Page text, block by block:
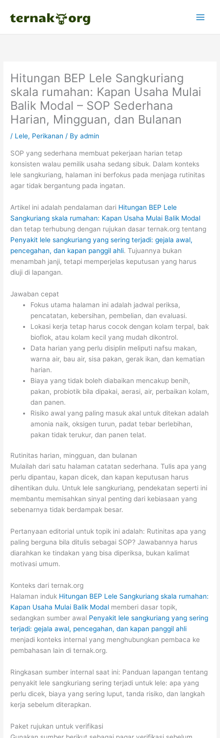
Hitungan BEP Lele Sangkuriang
skala rumahan: Kapan Usaha Mulai
Balik Modal – SOP Sederhana
Harian, Mingguan, dan Bulanan
/ Lele, Perikanan / Byadmin
SOP yang sederhana membuat pekerjaan harian tetap
konsisten walau pemilik usaha sedang sibuk. Dalam konteks
lele sangkuriang, halaman ini berfokus pada menjaga rutinitas
agar tidak bergantung pada ingatan.
Artikel ini adalah pendalaman dari Hitungan BEP Lele
Sangkuriang skala rumahan: Kapan Usaha Mulai Balik Modal
dan tetap terhubung dengan rujukan dasar ternak.org tentang
Penyakit lele sangkuriang yang sering terjadi: gejala awal,
pencegahan, dan kapan panggil ahli. Tujuannya bukan
menambah janji, tetapi memperjelas keputusan yang harus
diuji di lapangan.
Jawaban cepat
Fokus utama halaman ini adalah jadwal periksa,
pencatatan, kebersihan, pembelian, dan evaluasi.
Lokasi kerja tetap harus cocok dengan kolam terpal, bak
bioflok, atau kolam kecil yang mudah dikontrol.
Data harian yang perlu disiplin meliputi nafsu makan,
warna air, bau air, sisa pakan, gerak ikan, dan kematian
harian.
Biaya yang tidak boleh diabaikan mencakup benih,
pakan, probiotik bila dipakai, aerasi, air, perbaikan kolam,
dan panen.
Risiko awal yang paling masuk akal untuk ditekan adalah
amonia naik, oksigen turun, padat tebar berlebihan,
pakan tidak terukur, dan panen telat.
Rutinitas harian, mingguan, dan bulanan
Mulailah dari satu halaman catatan sederhana. Tulis apa yang
perlu dipantau, kapan dicek, dan kapan keputusan harus
dihentikan dulu. Untuk lele sangkuriang, pendekatan seperti ini
membantu memisahkan sinyal penting dari kebiasaan yang
sebenarnya tidak berdampak besar.
Pertanyaan editorial untuk topik ini adalah: Rutinitas apa yang
paling berguna bila ditulis sebagai SOP? Jawabannya harus
diarahkan ke tindakan yang bisa diperiksa, bukan kalimat
motivasi umum.
Konteks dari ternak.org
Halaman induk Hitungan BEP Lele Sangkuriang skala rumahan:
Kapan Usaha Mulai Balik Modal memberi dasar topik,
sedangkan sumber awal Penyakit lele sangkuriang yang sering
terjadi: gejala awal, pencegahan, dan kapan panggil ahli
menjadi konteks internal yang menghubungkan pembaca ke
pembahasan lain di ternak.org.
Ringkasan sumber internal saat ini: Panduan lapangan tentang
penyakit lele sangkuriang sering terjadi untuk lele: apa yang
perlu dicek, biaya yang sering luput, tanda risiko, dan langkah
kerja sebelum diterapkan.
Paket rujukan untuk verifikasi